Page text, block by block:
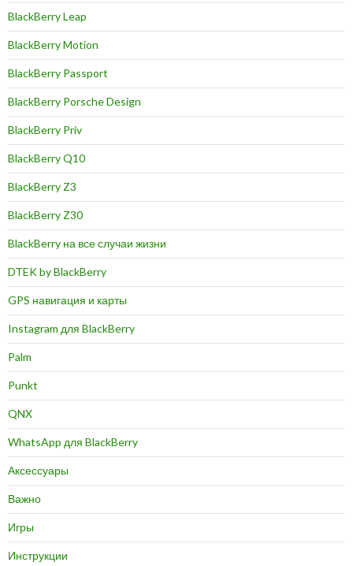
BlackBerry Leap
BlackBerry Motion
BlackBerry Passport
BlackBerry Porsche Design
BlackBerry Priv
BlackBerry Q10
BlackBerry Z3
BlackBerry Z30
BlackBerry на все случаи жизни
DTEK by BlackBerry
GPS навигация и карты
Instagram для BlackBerry
Palm
Punkt
QNX
WhatsApp для BlackBerry
Аксессуары
Важно
Игры
Инструкции